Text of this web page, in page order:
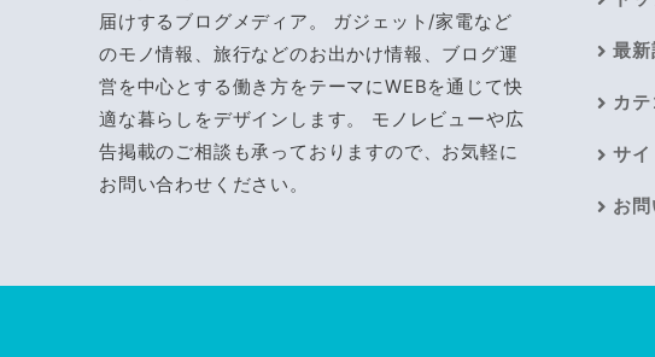
届けするブログメディア。 ガジェット/家電など
のモノ情報、旅行などのお出かけ情報、ブログ運
営を中心とする働き方をテーマにWEBを通じて快
適な暮らしをデザインします。 モノレビューや広
告掲載のご相談も承っておりますので、お気軽に
お問い合わせください。
最新
カ
サイ
お